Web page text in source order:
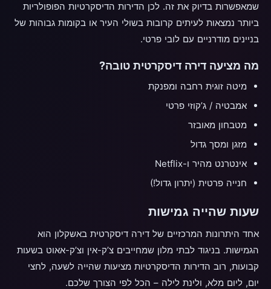
שמאפשרות בדיוק את זה. לכן הדירות הדיסקרטיות הפופולריות
ביותר נמצאות לעיתים קרובות בשולי העיר או בקומות גבוהות של
בניינים מודרניים עם לובי פרטי.
מה מציעה דירה דיסקרטית טובה?
מיטה זוגית רחבה ומפנקת
אמבטיה / ג’קוזי פרטי
מטבחון מאובזר
מזגן ומסך גדול
אינטרנט מהיר ו-Netflix
חנייה פרטית (יתרון גדול!)
שעות שהייה גמישות
אחד היתרונות המרכזיים של דירה דיסקרטית באשקלון הוא
הגמישות. בניגוד לבתי מלון שמחייבים צ’ק-אין וצ’ק-אאוט בשעות
קבועות, רוב הדירות הדיסקרטיות מציעות שהייה לשעה, לחצי
יום, ליום מלא, ולינת לילה – הכל לפי הצורך שלכם.